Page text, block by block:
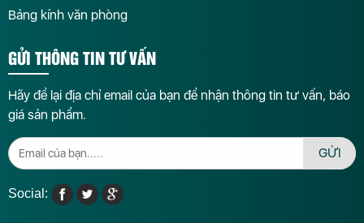
Bảng kính văn phòng
GỬI THÔNG TIN TƯ VẤN
Hãy để lại địa chỉ email của bạn để nhận thông tin tư vấn, báo
giá sản phẩm.
GỬI
Social: